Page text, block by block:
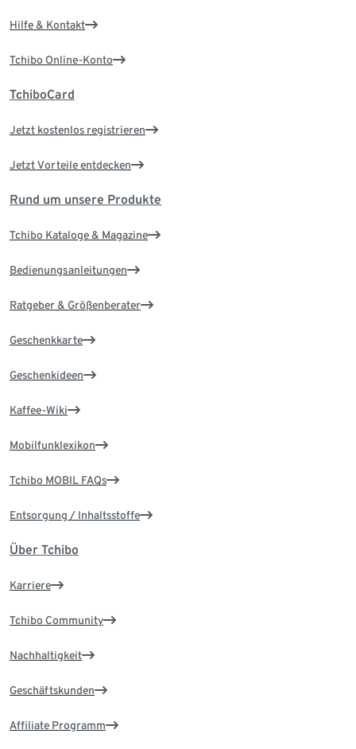
Hilfe & Kontakt
Tchibo Online-Konto
TchiboCard
Jetzt kostenlos registrieren
Jetzt Vorteile entdecken
Rund um unsere Produkte
Tchibo Kataloge & Magazine
Bedienungsanleitungen
Ratgeber & Größenberater
Geschenkkarte
Geschenkideen
Kaffee-Wiki
Mobilfunklexikon
Tchibo MOBIL FAQs
Entsorgung / Inhaltsstoffe
Über Tchibo
Karriere
Tchibo Community
Nachhaltigkeit
Geschäftskunden
Affiliate Programm